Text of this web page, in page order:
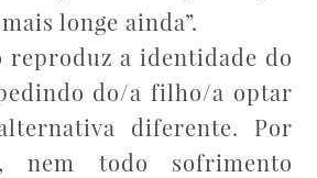
longe ainda”.
reproduz a identidade do
do/a filho/a optar
diferente. Por
nem todo sofrimento